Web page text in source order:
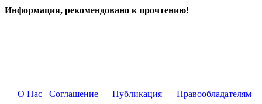
Информация, рекомендовано к прочтению!
О Нас Соглашение Публикация Правообладателям